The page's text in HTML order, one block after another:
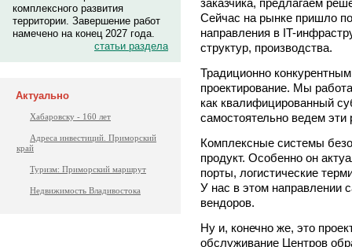
комплексного развития
территории. Завершение работ
намечено на конец 2027 года.
статьи раздела
Актуально
Хабаровску - 160 лет
Адреса инвестиций. Приморский
край
Туризм: Приморский маршрут
Недвижимость Владивостока
Сейчас на рынке пришло
направления в IT-
структур, производства.
Традиционно
проектирование. Мы
как квалифицированный
самостоятельно ведем эти
Комплексные системы
продукт. Особенно он
порты, логистические
У нас в этом направлении
вендоров.
Ну и, конечно же, это
обслуживание Центров